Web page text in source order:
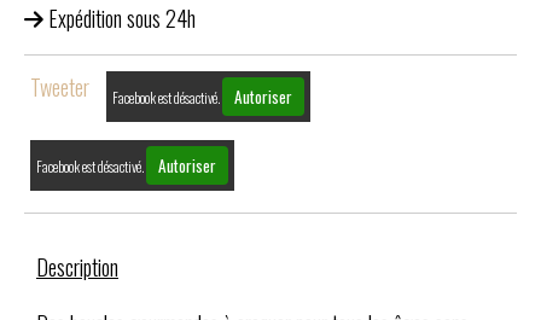
Expédition sous 24h
Tweeter Facebook est désactivé. Autoriser
Facebook est désactivé. Autoriser
Description